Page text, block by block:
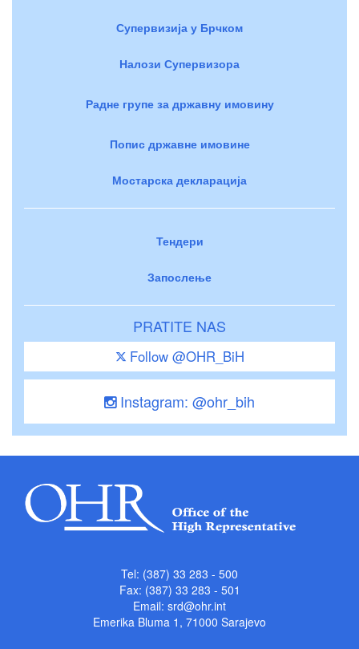
Супервизија у Брчком
Налози Супервизора
Радне групе за државну имовину
Попис државне имовине
Мостарска декларација
Тендери
Запослење
PRATITE NAS
Follow @OHR_BiH
Instagram: @ohr_bih
Tel: (387) 33 283 - 500
Fax: (387) 33 283 - 501
Email: srd@ohr.int
Emerika Bluma 1, 71000 Sarajevo